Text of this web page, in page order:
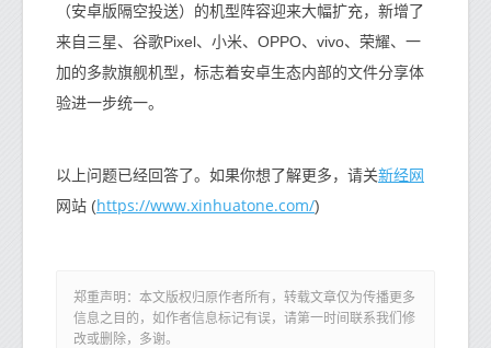
（安卓版隔空投送）的机型阵容迎来大幅扩充，新增了
来自三星、谷歌Pixel、小米、OPPO、vivo、荣耀、一
加的多款旗舰机型，标志着安卓生态内部的文件分享体
验进一步统一。
以上问题已经回答了。如果你想了解更多，请关新经网
网站 (https://www.xinhuatone.com/)
郑重声明：本文版权归原作者所有，转载文章仅为传播更多
信息之目的，如作者信息标记有误，请第一时间联系我们修
改或删除，多谢。